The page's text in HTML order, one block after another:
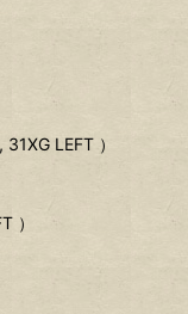
LEFT ）
）